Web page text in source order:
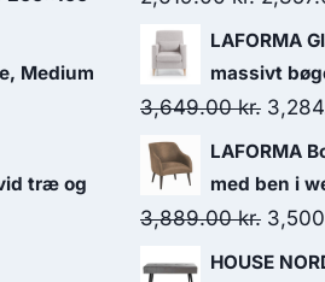
Medium
træ og
LAFORMA
massivt
3,649.00kr.
LAFORMA
med ben i
3,889.00kr.
HOUSE